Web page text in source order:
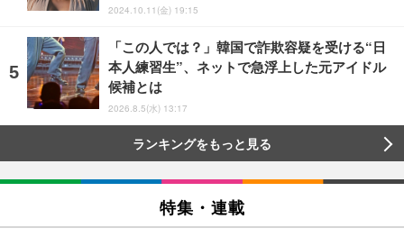
2024.10.11(金) 19:15
「この人では？」韓国で詐欺容疑を受ける“日
本人練習生”、ネットで急浮上した元アイドル
候補とは
2026.8.5(水) 13:17
ランキングをもっと見る
特集・連載